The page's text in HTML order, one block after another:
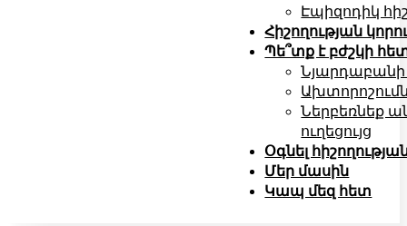
Էպիզոդիկ
Հիշողության
Պե՞տք է բժշկի
Նյարդաբանի
Ներբեռնեք
ուղեցույց
Օգնել
Մեր մասին
Կապ մեզ հետ